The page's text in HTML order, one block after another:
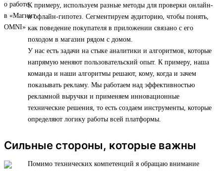
К примеру, используем разные методы для проверки онлайн-
и офлайн-гипотез. Сегментируем аудиторию, чтобы понять,
как поведение покупателя в приложении связано с его
походом в магазин рядом с домом.
У нас есть задачи на стыке аналитики и алгоритмов, которые
напрямую меняют пользовательский опыт. К примеру, наша
команда и наши алгоритмы решают, кому, когда и зачем
показывать рекламу. Мы работаем над эффективностью
рекламной выручки и применяем инновационные
технические решения, то есть создаем инструменты, которые
определяют логику работы всей платформы.
Сильные стороны, которые важны
Помимо технических компетенций я обращаю внимание